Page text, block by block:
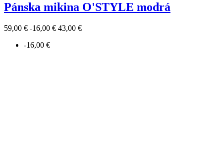
Pánska mikina O'STYLE modrá
59,00 € -16,00 € 43,00 €
-16,00 €